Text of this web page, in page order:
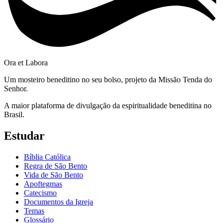
Ora et Labora
Um mosteiro beneditino no seu bolso, projeto da Missão Tenda do
Senhor.
A maior plataforma de divulgação da espiritualidade beneditina no
Brasil.
Estudar
Bíblia Católica
Regra de São Bento
Vida de São Bento
Apoftegmas
Catecismo
Documentos da Igreja
Temas
Glossário